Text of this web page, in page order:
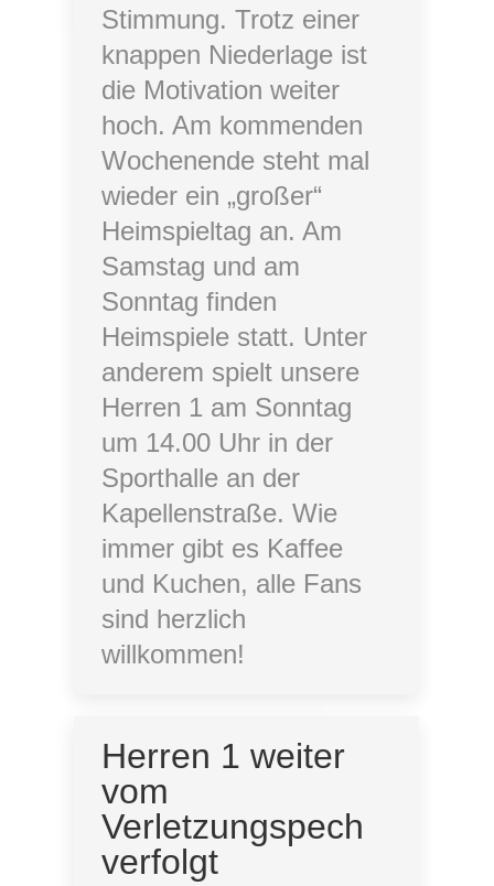
Stimmung. Trotz einer
knappen Niederlage ist
die Motivation weiter
hoch. Am kommenden
Wochenende steht mal
wieder ein „großer“
Heimspieltag an. Am
Samstag und am
Sonntag finden
Heimspiele statt. Unter
anderem spielt unsere
Herren 1 am Sonntag
um 14.00 Uhr in der
Sporthalle an der
Kapellenstraße. Wie
immer gibt es Kaffee
und Kuchen, alle Fans
sind herzlich
willkommen!
Herren 1 weiter
vom
Verletzungspech
verfolgt